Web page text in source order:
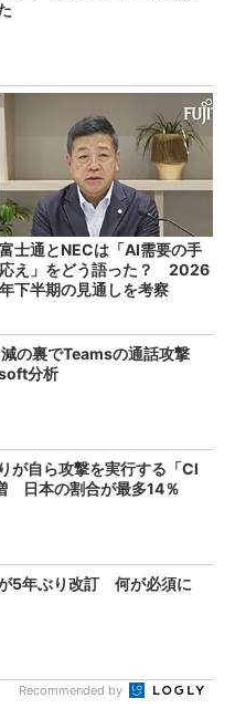
富士通とNECは「AI需要の手
応え」をどう語った？ 2026
年下半期の見通しを考察
の裏でTeamsの通話攻撃
分析
が自ら攻撃を実行する「Cl
日本の割合が最多14％
5年ぶり改訂 何が必須に
Recommended by